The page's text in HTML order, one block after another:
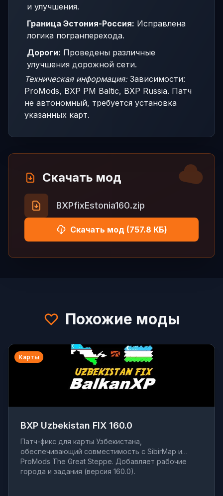
и улучшения.
Граница Эстония-Россия: Исправлена
логика погранперехода.
Дороги: Проведены различные
улучшения дорожной сети.
Техническая информация:Зависимости:
ProMods, BXP PM Baltic, BXP Russia. Патч
не автономный, требуется установка
указанных карт.
Скачать мод
BXPfixEstonia160.zip
Скачать мод (757.8 КБ)
Похожие моды
Карты
BXP Uzbekistan FIX 160.0
Патч-фикс для карты Узбекистана,
обеспечивающий совместимость с SibirMap и
ProMods The Great Steppe. Добавляет рабочие
города и задания (версия 160.0).